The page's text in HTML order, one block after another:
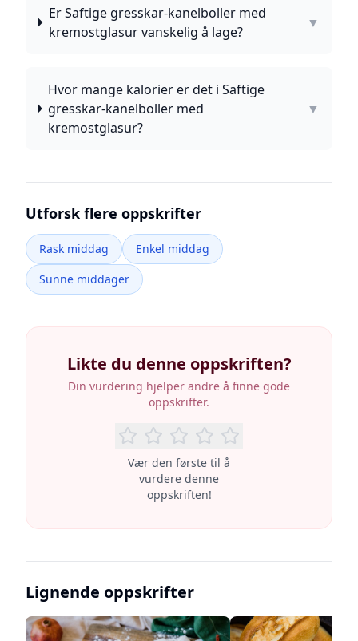
Er Saftige gresskar-kanelboller med
kremostglasur vanskelig å lage?
▼
Hvor mange kalorier er det i Saftige
gresskar-kanelboller med
kremostglasur?
▼
Utforsk flere oppskrifter
Rask middag
Enkel middag
Sunne middager
Likte du denne oppskriften?
Din vurdering hjelper andre å finne gode
oppskrifter.
Vær den første til å
vurdere denne
oppskriften!
Lignende oppskrifter